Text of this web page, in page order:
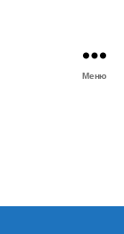
Меню